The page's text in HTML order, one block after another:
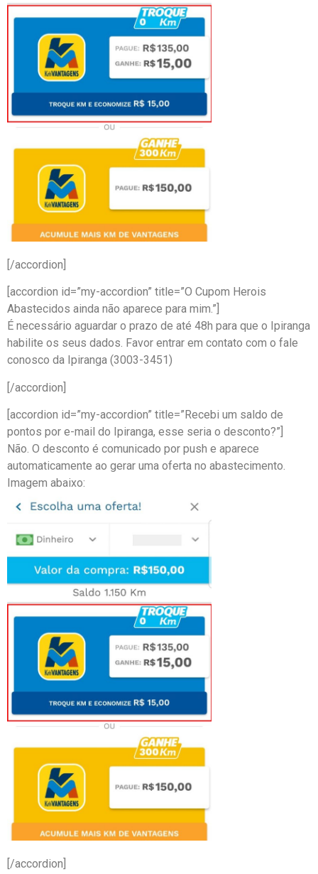
[/accordion]
[accordion id=”my-accordion” title=”O Cupom Herois
Abastecidos ainda não aparece para mim.”]
É necessário aguardar o prazo de até 48h para que o Ipiranga
habilite os seus dados. Favor entrar em contato com o fale
conosco da Ipiranga (3003-3451)
[/accordion]
[accordion id=”my-accordion” title=”Recebi um saldo de
pontos por e-mail do Ipiranga, esse seria o desconto?”]
Não. O desconto é comunicado por push e aparece
automaticamente ao gerar uma oferta no abastecimento.
Imagem abaixo:
[/accordion]